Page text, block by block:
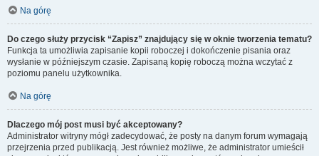
Na górę
Do czego służy przycisk “Zapisz” znajdujący się w oknie tworzenia tematu?
Funkcja ta umożliwia zapisanie kopii roboczej i dokończenie pisania oraz
wysłanie w późniejszym czasie. Zapisaną kopię roboczą można wczytać z
poziomu panelu użytkownika.
Na górę
Dlaczego mój post musi być akceptowany?
Administrator witryny mógł zadecydować, że posty na danym forum wymagają
przejrzenia przed publikacją. Jest również możliwe, że administrator umieścił